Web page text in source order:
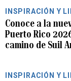
INSPIRACIÓN Y
Conoce a la
Puerto Rico
camino de Suil
INSPIRACIÓN Y